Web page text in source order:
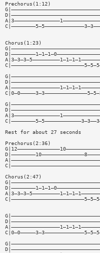
Prechorus(1:12)
Chorus(1:23)
Rest for about 27 seconds
Prechorus(2:36)
Chorus(2:47)